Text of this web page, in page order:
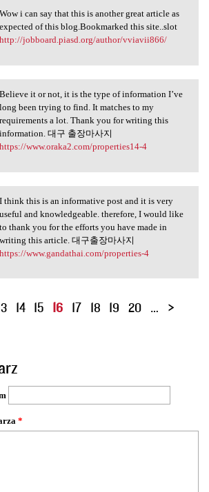
i can say that this is
Wow i can say that this is another great article as
expected of this blog.Bookmarked this site..slot
http://jobboard.piasd.org/author/vviavii866/
it or not, it is the
Believe it or not, it is the type of information I’ve
long been trying to find. It matches to my
requirements a lot. Thank you for writing this
information. 대구 출장마사지
https://www.oraka2.com/properties14-4
this is an
I think this is an informative post and it is very
useful and knowledgeable. therefore, I would like
to thank you for the efforts you have made in
writing this article. 대구출장마사지
https://www.gandathai.com/properties-4
14 15 16 17 18 19 20 …
*